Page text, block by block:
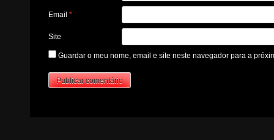
Email*
Site
Guardar o meu nome, email e site neste navegador para a